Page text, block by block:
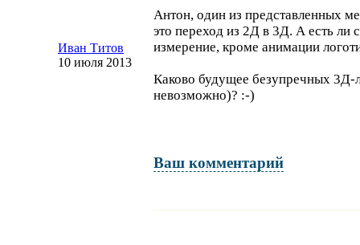
Иван Титов
10 июля 2013
Антон, один из представленных
это переход из 2Д в 3Д. А есть ли
измерение, кроме анимации
Каково будущее безупречных 3Д-
невозможно)? :-)
Ваш комментарий